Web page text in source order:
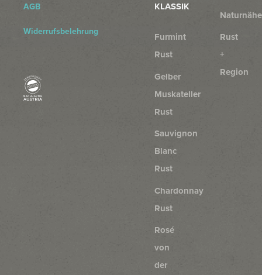
AGB
Widerrufsbelehrung
KLASSIK
Furmint
Rust
Gelber
Muskateller
Rust
Sauvignon
Blanc
Rust
Chardonnay
Rust
Rosé
von
der
Naturnähe
Rust
+
Region